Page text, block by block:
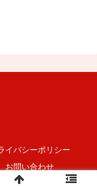
イバシーポリシー
お問い合わせ